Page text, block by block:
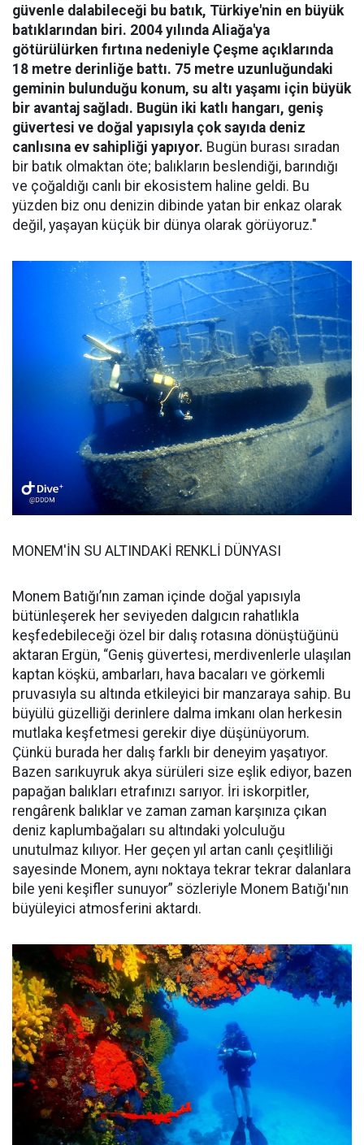
güvenle dalabileceği bu batık, Türkiye'nin en büyük
batıklarından biri. 2004 yılında Aliağa'ya
götürülürken fırtına nedeniyle Çeşme açıklarında
18 metre derinliğe battı. 75 metre uzunluğundaki
geminin bulunduğu konum, su altı yaşamı için büyük
bir avantaj sağladı. Bugün iki katlı hangarı, geniş
güvertesi ve doğal yapısıyla çok sayıda deniz
canlısına ev sahipliği yapıyor. Bugün burası sıradan
bir batık olmaktan öte; balıkların beslendiği, barındığı
ve çoğaldığı canlı bir ekosistem haline geldi. Bu
yüzden biz onu denizin dibinde yatan bir enkaz olarak
değil, yaşayan küçük bir dünya olarak görüyoruz."
MONEM'İN SU ALTINDAKİ RENKLİ DÜNYASI
Monem Batığı’nın zaman içinde doğal yapısıyla
bütünleşerek her seviyeden dalgıcın rahatlıkla
keşfedebileceği özel bir dalış rotasına dönüştüğünü
aktaran Ergün, “Geniş güvertesi, merdivenlerle ulaşılan
kaptan köşkü, ambarları, hava bacaları ve görkemli
pruvasıyla su altında etkileyici bir manzaraya sahip. Bu
büyülü güzelliği derinlere dalma imkanı olan herkesin
mutlaka keşfetmesi gerekir diye düşünüyorum.
Çünkü burada her dalış farklı bir deneyim yaşatıyor.
Bazen sarıkuyruk akya sürüleri size eşlik ediyor, bazen
papağan balıkları etrafınızı sarıyor. İri iskorpitler,
rengârenk balıklar ve zaman zaman karşınıza çıkan
deniz kaplumbağaları su altındaki yolculuğu
unutulmaz kılıyor. Her geçen yıl artan canlı çeşitliliği
sayesinde Monem, aynı noktaya tekrar tekrar dalanlara
bile yeni keşifler sunuyor” sözleriyle Monem Batığı'nın
büyüleyici atmosferini aktardı.